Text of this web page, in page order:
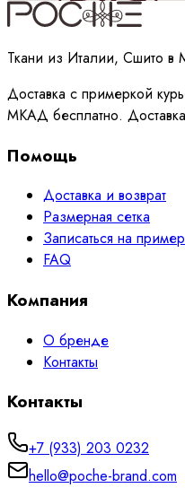
Принимаюполитику
Ткани из Италии, Сшито в
Доставка с примеркой
МКАД бесплатно.
Помощь
Доставка и возврат
Размерная сетка
Записаться на
FAQ
Компания
О бренде
Контакты
Контакты
+7 (933) 203 0232
hello@poche-brand.com